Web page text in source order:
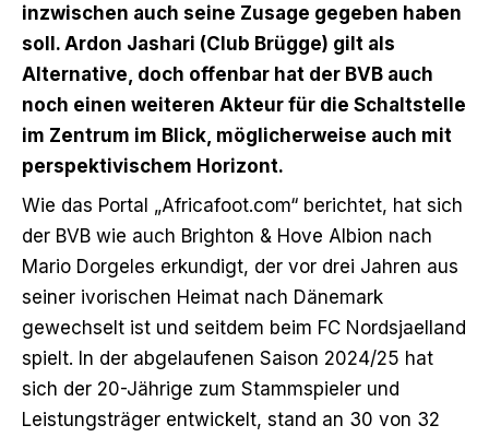
inzwischen auch seine Zusage gegeben haben
soll. Ardon Jashari (Club Brügge) gilt als
Alternative, doch offenbar hat der BVB auch
noch einen weiteren Akteur für die Schaltstelle
im Zentrum im Blick, möglicherweise auch mit
perspektivischem Horizont.
Wie das Portal „Africafoot.com“ berichtet, hat sich
der BVB wie auch Brighton & Hove Albion nach
Mario Dorgeles erkundigt, der vor drei Jahren aus
seiner ivorischen Heimat nach Dänemark
gewechselt ist und seitdem beim FC Nordsjaelland
spielt. In der abgelaufenen Saison 2024/25 hat
sich der 20-Jährige zum Stammspieler und
Leistungsträger entwickelt, stand an 30 von 32